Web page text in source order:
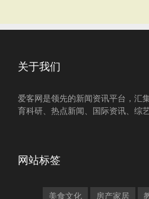
关于我们
爱客网是领先的新闻资讯平台，汇
育科研、热点新闻、国际资讯、综
网站标签
美食文化 房产家居